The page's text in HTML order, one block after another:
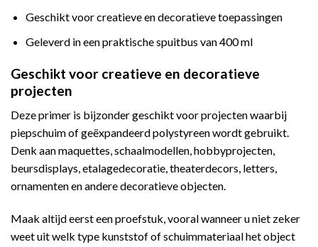
Geschikt voor creatieve en decoratieve toepassingen
Geleverd in een praktische spuitbus van 400 ml
Geschikt voor creatieve en decoratieve
projecten
Deze primer is bijzonder geschikt voor projecten waarbij
piepschuim of geëxpandeerd polystyreen wordt gebruikt.
Denk aan maquettes, schaalmodellen, hobbyprojecten,
beursdisplays, etalagedecoratie, theaterdecors, letters,
ornamenten en andere decoratieve objecten.
Maak altijd eerst een proefstuk, vooral wanneer u niet zeker
weet uit welk type kunststof of schuimmateriaal het object